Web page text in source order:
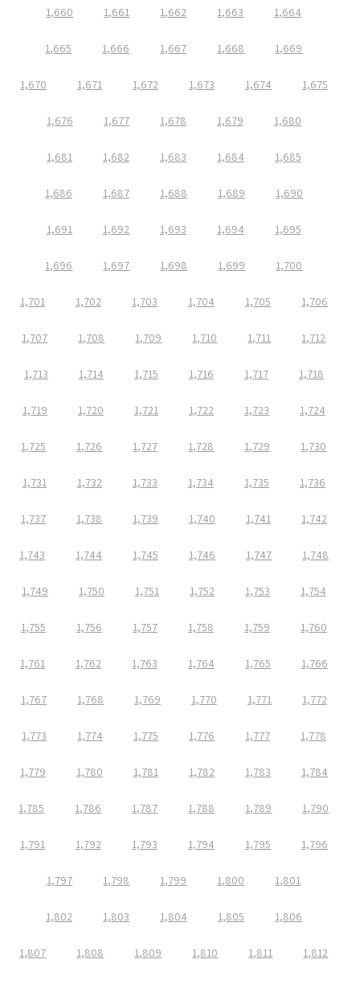
1,660 1,661 1,662 1,663 1,664
1,665 1,666 1,667 1,668 1,669
1,670 1,671 1,672 1,673 1,674 1,675
1,676 1,677 1,678 1,679 1,680
1,681 1,682 1,683 1,684 1,685
1,686 1,687 1,688 1,689 1,690
1,691 1,692 1,693 1,694 1,695
1,696 1,697 1,698 1,699 1,700
1,701 1,702 1,703 1,704 1,705 1,706
1,707 1,708 1,709 1,710 1,711 1,712
1,713 1,714 1,715 1,716 1,717 1,718
1,719 1,720 1,721 1,722 1,723 1,724
1,725 1,726 1,727 1,728 1,729 1,730
1,731 1,732 1,733 1,734 1,735 1,736
1,737 1,738 1,739 1,740 1,741 1,742
1,743 1,744 1,745 1,746 1,747 1,748
1,749 1,750 1,751 1,752 1,753 1,754
1,755 1,756 1,757 1,758 1,759 1,760
1,761 1,762 1,763 1,764 1,765 1,766
1,767 1,768 1,769 1,770 1,771 1,772
1,773 1,774 1,775 1,776 1,777 1,778
1,779 1,780 1,781 1,782 1,783 1,784
1,785 1,786 1,787 1,788 1,789 1,790
1,791 1,792 1,793 1,794 1,795 1,796
1,797 1,798 1,799 1,800 1,801
1,802 1,803 1,804 1,805 1,806
1,807 1,808 1,809 1,810 1,811 1,812